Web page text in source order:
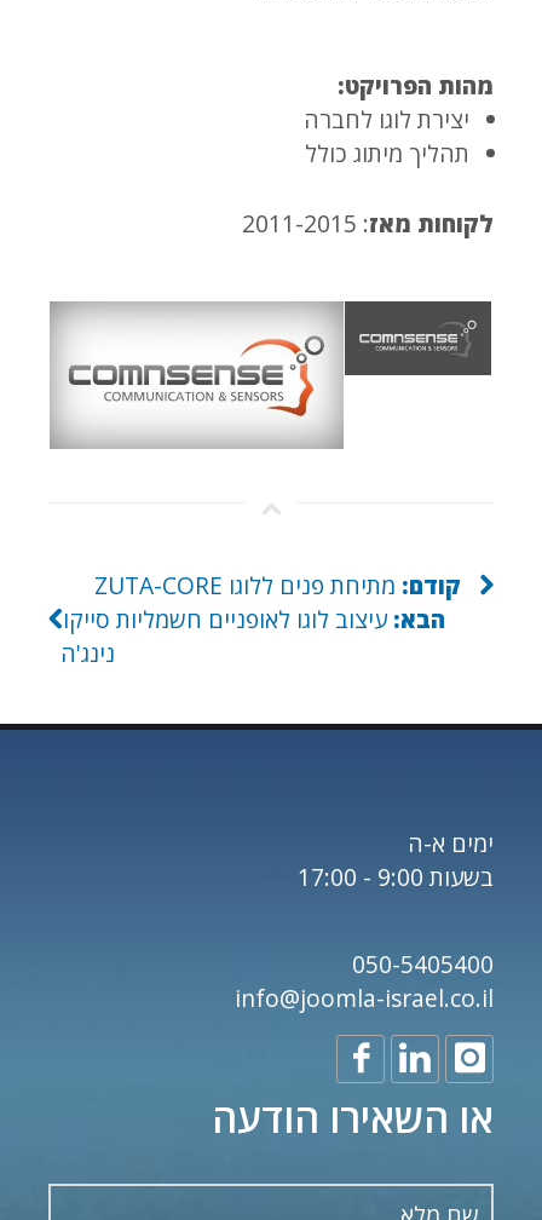
מהות הפרויקט:
יצירת לוגו לחברה
תהליך מיתוג כולל
לקוחות מאז: 2011-2015
קודם: מתיחת פנים ללוגו ZUTA-CORE
הבא: עיצוב לוגו לאופניים חשמליות סייקו
נינג'ה
ימים א-ה
בשעות 9:00 - 17:00
050-5405400
info@joomla-israel.co.il
או השאירו הודעה